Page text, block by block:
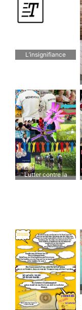
solidarité sont celles
où les gens veulent
aller
L’insignifiance
Lutter contre la